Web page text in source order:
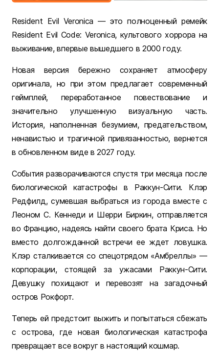
Resident Evil Veronica — это полноценный ремейк
Resident Evil Code: Veronica, культового хоррора на
выживание, впервые вышедшего в 2000 году.
Новая версия бережно сохраняет атмосферу
оригинала, но при этом предлагает современный
геймплей, переработанное повествование и
значительно улучшенную визуальную часть.
История, наполненная безумием, предательством,
ненавистью и трагичной привязанностью, вернется
в обновленном виде в 2027 году.
События разворачиваются спустя три месяца после
биологической катастрофы в Раккун-Сити. Клэр
Редфилд, сумевшая выбраться из города вместе с
Леоном С. Кеннеди и Шерри Биркин, отправляется
во Францию, надеясь найти своего брата Криса. Но
вместо долгожданной встречи ее ждет ловушка.
Клэр сталкивается со спецотрядом «Амбреллы» —
корпорации, стоящей за ужасами Раккун-Сити.
Девушку похищают и перевозят на загадочный
остров Рокфорт.
Теперь ей предстоит выжить и попытаться сбежать
с острова, где новая биологическая катастрофа
превращает все вокруг в настоящий кошмар.